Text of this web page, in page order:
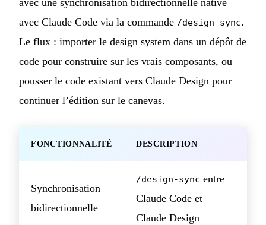
avec une synchronisation bidirectionnelle native
avec Claude Code via la commande /design-sync.
Le flux : importer le design system dans un dépôt de
code pour construire sur les vrais composants, ou
pousser le code existant vers Claude Design pour
continuer l’édition sur le canevas.
FONCTIONNALITÉ DESCRIPTION
Synchronisation
bidirectionnelle
/design-sync entre
Claude Code et
Claude Design